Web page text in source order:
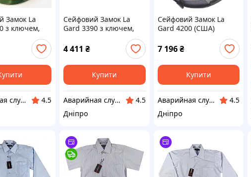
Замок La
з ключем,
Аварийная служба по открытию замков Днепр
4.5
Сейфовий Замок La
Gard 3390 з ключем,
4 411 ₴
Купити
Аварийная служба по открытию замков Днепр
4.5
Дніпро
Сейфовий Замок La
Gard 4200 (США)
7 196 ₴
Купити
Аварийная служба по открытию замков Днепр
4.5
Дніпро